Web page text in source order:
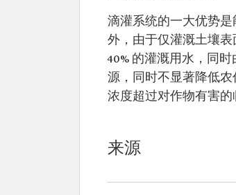
滴灌系统的一大优势
外，由于仅灌溉土壤
40% 的灌溉用水，同
源，同时不显著降低
浓度超过对作物有害的
来源